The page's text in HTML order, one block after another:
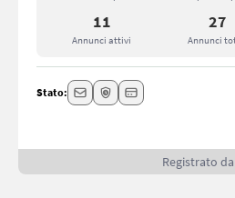
11
Annunci attivi
27
Annunci
Stato:
Registrato